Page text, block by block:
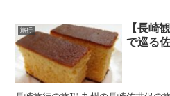
旅行
【長崎
で巡る